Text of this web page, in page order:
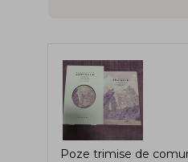
Poze trimise de